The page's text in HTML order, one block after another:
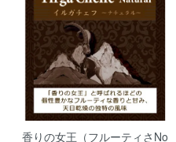
香りの女王（フルーティさNo